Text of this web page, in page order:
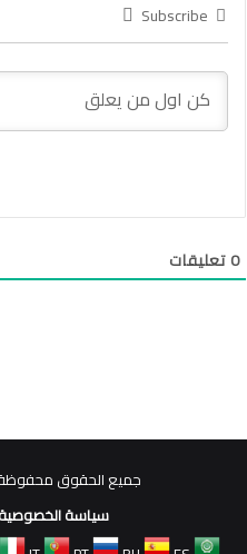
Subscribe
0تعليقات
جميع الحقوق محفوظة
سياسة الخصوصية